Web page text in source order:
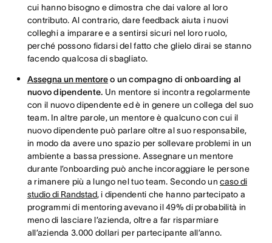
cui hanno bisogno e dimostra che dai valore al loro
contributo. Al contrario, dare feedback aiuta i nuovi
colleghi a imparare e a sentirsi sicuri nel loro ruolo,
perché possono fidarsi del fatto che glielo dirai se stanno
facendo qualcosa di sbagliato.
Assegna un mentoreo un compagno di onboarding al
nuovo dipendente. Un mentore si incontra regolarmente
con il nuovo dipendente ed è in genere un collega del suo
team. In altre parole, un mentore è qualcuno con cui il
nuovo dipendente può parlare oltre al suo responsabile,
in modo da avere uno spazio per sollevare problemi in un
ambiente a bassa pressione. Assegnare un mentore
durante l’onboarding può anche incoraggiare le persone
a rimanere più a lungo nel tuo team. Secondo uncaso di
studio di Randstad, i dipendenti che hanno partecipato a
programmi di mentoring avevano il 49% di probabilità in
meno di lasciare l’azienda, oltre a far risparmiare
all’azienda 3.000 dollari per partecipante all’anno.